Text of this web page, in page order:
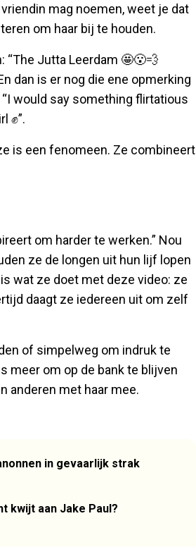
mag noemen, weet je dat
om haar bij te houden.
“The Jutta Leerdam 🤩😮‍💨
dan is er nog die ene opmerking
would say something flirtatious
✊️”.
is een fenomeen. Ze combineert
om harder te werken.” Nou
ze de longen uit hun lijf lopen
wat ze doet met deze video: ze
daagt ze iedereen uit om zelf
of simpelweg om indruk te
meer om op de bank te blijven
anderen met haar mee.
in gevaarlijk strak
kwijt aan Jake Paul?